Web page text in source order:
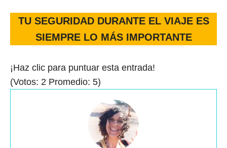
TU SEGURIDAD DURANTE EL VIAJE ES
SIEMPRE LO MÁS IMPORTANTE
¡Haz clic para puntuar esta entrada!
(Votos: 2 Promedio: 5)